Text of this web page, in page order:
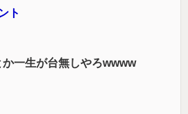
ト
一生が台無しやろwwww